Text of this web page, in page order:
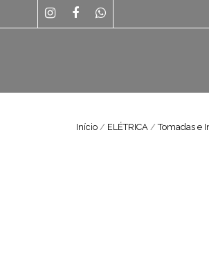
Início/ ELÉTRICA/Tomadas e